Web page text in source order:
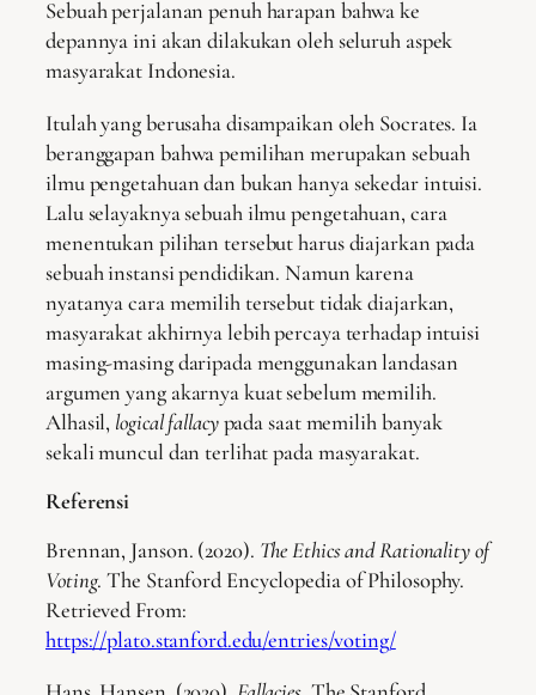
Sebuah perjalanan penuh harapan bahwa ke
depannya ini akan dilakukan oleh seluruh aspek
masyarakat Indonesia.
Itulah yang berusaha disampaikan oleh Socrates. Ia
beranggapan bahwa pemilihan merupakan sebuah
ilmu pengetahuan dan bukan hanya sekedar intuisi.
Lalu selayaknya sebuah ilmu pengetahuan, cara
menentukan pilihan tersebut harus diajarkan pada
sebuah instansi pendidikan. Namun karena
nyatanya cara memilih tersebut tidak diajarkan,
masyarakat akhirnya lebih percaya terhadap intuisi
masing-masing daripada menggunakan landasan
argumen yang akarnya kuat sebelum memilih.
Alhasil, logical fallacypada saat memilih banyak
sekali muncul dan terlihat pada masyarakat.
Referensi
Brennan, Janson. (2020). The Ethics and Rationality of
Voting. The Stanford Encyclopedia of Philosophy.
Retrieved From:
https://plato.stanford.edu/entries/voting/